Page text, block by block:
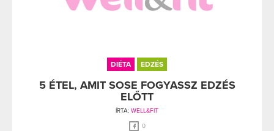
DIÉTA EDZÉS
5 ÉTEL, AMIT SOSE FOGYASSZ EDZÉS
ELŐTT
ÍRTA: WELL&FIT
0